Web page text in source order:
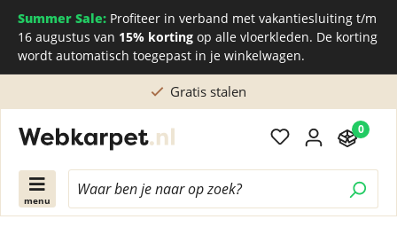
Summer Sale: Profiteer in verband met vakantiesluiting t/m
16 augustus van 15% korting op alle vloerkleden. De korting
wordt automatisch toegepast in je winkelwagen.
Gratis stalen
menu
0